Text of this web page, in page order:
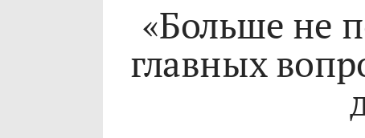
«Больше не
главных